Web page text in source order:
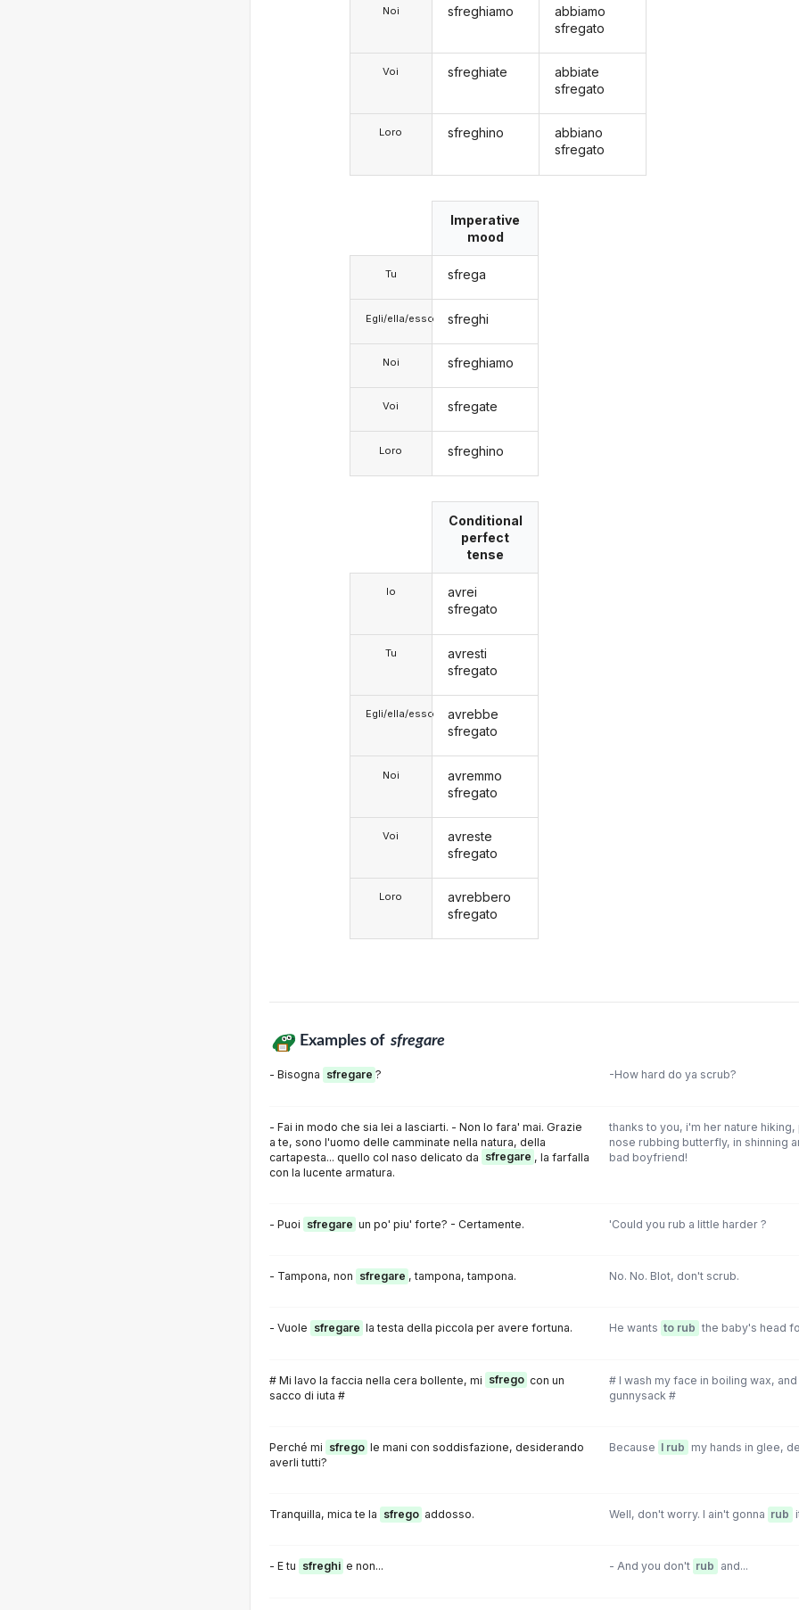
Noi
Voi
Loro
sfreghiamo
sfreghiate
sfreghino
abbiamo
sfregato
abbiate
sfregato
abbiano
sfregato
Tu
Egli/ella/esso
Noi
Voi
Loro
Imperative
mood
sfrega
sfreghi
sfreghiamo
sfregate
sfreghino
Io
Tu
Egli/ella/esso
Noi
Voi
Loro
Conditional
perfect
tense
avrei
sfregato
avresti
sfregato
avrebbe
sfregato
avremmo
sfregato
avreste
sfregato
avrebbero
sfregato
Examples of sfregare
- Bisogna sfregare ? -How hard do ya scrub?
- Fai in modo che sia lei a lasciarti. - Non lo fara' mai. Grazie
a te, sono l'uomo delle camminate nella natura, della
cartapesta... quello col naso delicato da sfregare , la farfalla
con la lucente armatura.
thanks to you, i'm her nature
nose rubbing butterfly, in shinning
bad boyfriend!
- Puoi sfregare un po' piu' forte? - Certamente. 'Could you rub a little harder ?
- Tampona, non sfregare , tampona, tampona. No. No. Blot, don't scrub.
- Vuole sfregare la testa della piccola per avere fortuna. He wants to rub the baby's head
# Mi lavo la faccia nella cera bollente, mi sfrego con un
sacco di iuta #
# I wash my face in boiling wax,
gunnysack #
Perché mi sfrego le mani con soddisfazione, desiderando
averli tutti?
Because I rub my hands in glee,
Tranquilla, mica te la sfrego addosso. Well, don't worry. I ain't gonna rub
- E tu sfreghi e non... - And you don't rub and...